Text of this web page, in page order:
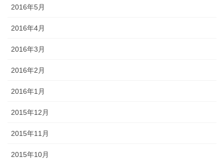
2016年5月
2016年4月
2016年3月
2016年2月
2016年1月
2015年12月
2015年11月
2015年10月